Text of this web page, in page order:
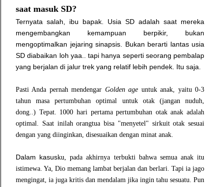
saat masuk SD?
Ternyata salah, ibu bapak. Usia SD adalah saat mereka
mengembangkan kemampuan berpikir, bukan
mengoptimalkan jejaring sinapsis. Bukan berarti lantas usia
SD diabaikan loh yaa.. tapi hanya seperti seorang pembalap
yang berjalan di jalur trek yang relatif lebih pendek. Itu saja.
Pasti Anda pernah mendengar Golden age untuk anak, yaitu0-3
tahun masapertumbuhan optimal untuk otak(jangan nuduh,
dong..) Tepat. 1000 hari pertama pertumbuhan otak anak adalah
optimal. Saat inilah orangtua bisa "menyetel" sirkuit otak sesuai
dengan yang diinginkan, disesuaikan dengan minat anak.
Dalam kasusku, pada akhirnya terbukti bahwa semua anak itu
istimewa. Ya, Dio memang lambat berjalan dan berlari. Tapi ia jago
mengingat, ia juga kritis dan mendalam jika ingin tahu sesuatu. Pun